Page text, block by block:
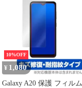
10%OFF
¥ 1,080
Galaxy A20 保護 フィルム